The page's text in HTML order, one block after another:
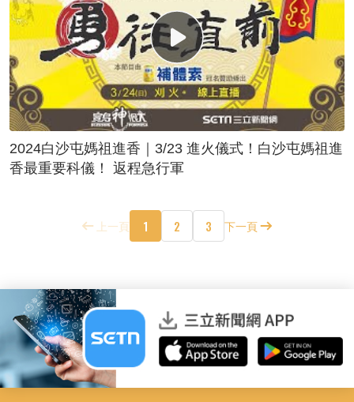
2024白沙屯媽祖進香｜3/23 進火儀式！白沙屯媽祖進
香最重要科儀！ 返程急行軍
上一頁 1 2 3 下一頁